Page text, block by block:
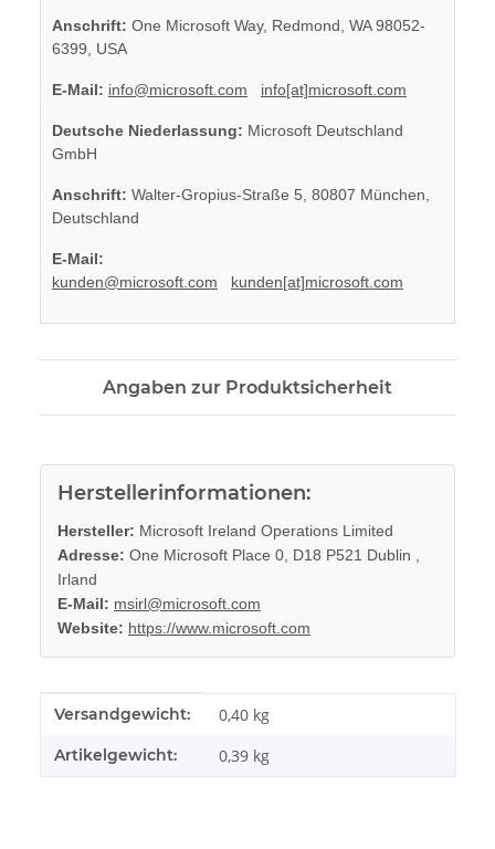
Anschrift: One Microsoft Way, Redmond, WA 98052-
6399, USA
E-Mail: info@microsoft.com info[at]microsoft.com
Deutsche Niederlassung: Microsoft Deutschland
GmbH
Anschrift: Walter-Gropius-Straße 5, 80807 München,
Deutschland
E-Mail:
kunden@microsoft.com
kunden[at]microsoft.com
Angaben zur Produktsicherheit
Herstellerinformationen:
Hersteller: Microsoft Ireland Operations Limited
Adresse: One Microsoft Place 0, D18 P521 Dublin ,
Irland
E-Mail: msirl@microsoft.com
Website: https://www.microsoft.com
Produkteigenschaft
Wert
Versandgewicht: 0,40 kg
Artikelgewicht: 0,39 kg